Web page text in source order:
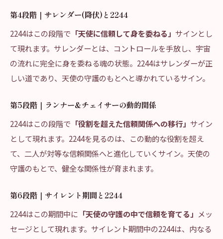
第4段階｜サレンダー(降伏)と2244
2244はこの段階で 「天使に信頼して身を委ねる」 サインとし
て現れます。サレンダーとは、コントロールを手放し、宇宙
の流れに完全に身を委ねる魂の状態。2244はサレンダーが正
しい道であり、天使の守護のもとへと導かれているサイン。
第5段階｜ランナー&チェイサーの動的関係
2244はこの段階で 「役割を超えた信頼関係への移行」 サイン
として現れます。2244を見るのは、この動的な役割を超え
て、二人が対等な信頼関係へと進化していくサイン。天使の
守護のもとで、健全な関係性が育まれます。
第6段階｜サイレント期間と2244
2244はこの期間中に 「天使の守護の中で信頼を育てる」 メッ
セージとして現れます。サイレント期間中の2244は、内なる